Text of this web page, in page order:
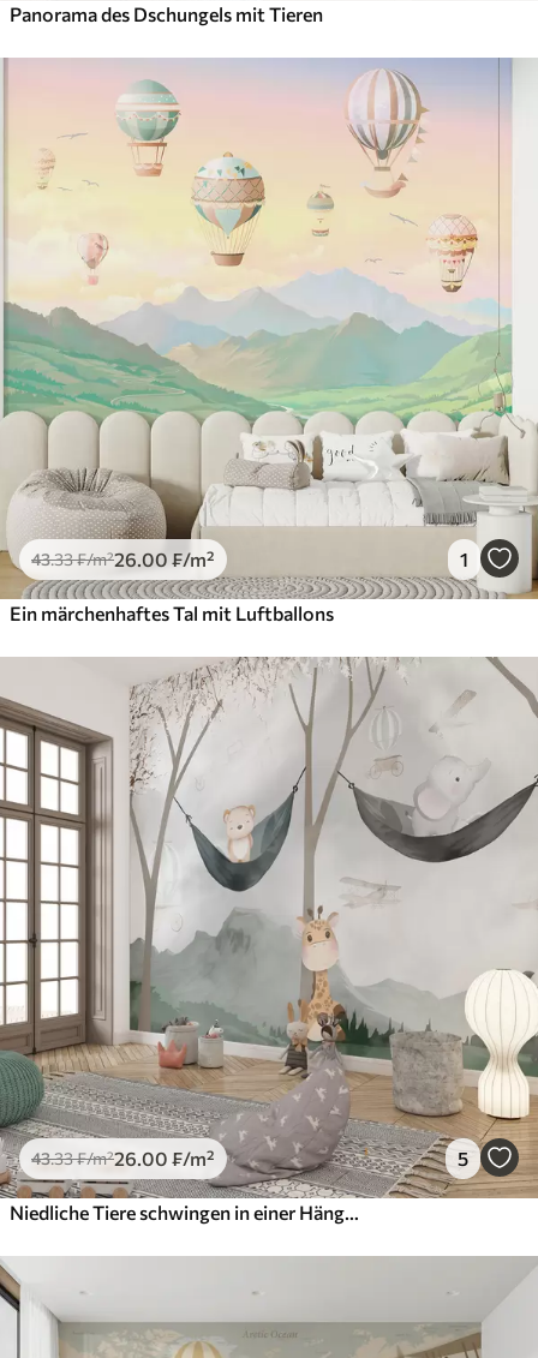
Panorama des Dschungels mit Tieren
43.33₣/m²26 .00 ₣/m² 1
Ein märchenhaftes Tal mit Luftballons
43.33₣/m²26 .00 ₣/m² 5